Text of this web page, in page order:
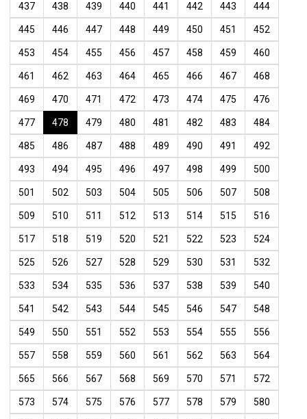
437 438 439 440 441 442 443 444
445 446 447 448 449 450 451 452
453 454 455 456 457 458 459 460
461 462 463 464 465 466 467 468
469 470 471 472 473 474 475 476
477 478 479 480 481 482 483 484
485 486 487 488 489 490 491 492
493 494 495 496 497 498 499 500
501 502 503 504 505 506 507 508
509 510 511 512 513 514 515 516
517 518 519 520 521 522 523 524
525 526 527 528 529 530 531 532
533 534 535 536 537 538 539 540
541 542 543 544 545 546 547 548
549 550 551 552 553 554 555 556
557 558 559 560 561 562 563 564
565 566 567 568 569 570 571 572
573 574 575 576 577 578 579 580